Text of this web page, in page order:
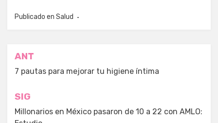
Publicado en Salud
Navegación
de
entradas
ANT
7 pautas para mejorar tu higiene íntima
SIG
Millonarios en México pasaron de 10 a 22 con AMLO: